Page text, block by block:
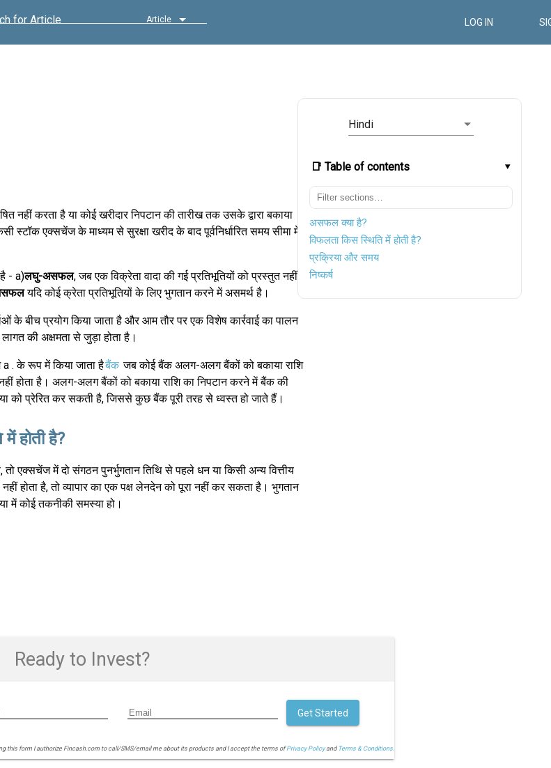
for Article Article LOG IN
Hindi
📑 Table of contents
असफल क्या है?
विफलता किस स्थिति में होती है?
प्रक्रिया और समय
निष्कर्ष
नहीं करता है या कोई खरीदार निपटान की तारीख तक उसके द्वारा बकाया
स्टॉक एक्सचेंज के माध्यम से सुरक्षा खरीद के बाद पूर्वनिर्धारित समय सीमा में
- a)लघु-असफल, जब एक विक्रेता वादा की गई प्रतिभूतियों को प्रस्तुत नहीं
यदि कोई क्रेता प्रतिभूतियों के लिए भुगतान करने में असमर्थ है।
के बीच प्रयोग किया जाता है और आम तौर पर एक विशेष कार्रवाई का पालन
की अक्षमता से जुड़ा होता है।
. के रूप में किया जाता हैबैंक जब कोई बैंक अलग-अलग बैंकों को बकाया राशि
होता है। अलग-अलग बैंकों को बकाया राशि का निपटान करने में बैंक की
को प्रेरित कर सकती है, जिससे कुछ बैंक पूरी तरह से ध्वस्त हो जाते हैं।
होती है?
एक्सचेंज में दो संगठन पुनर्भुगतान तिथि से पहले धन या किसी अन्य वित्तीय
होता है, तो व्यापार का एक पक्ष लेनदेन को पूरा नहीं कर सकता है। भुगतान
में कोई तकनीकी समस्या हो।
Ready to Invest?
this form I authorize Fincash.com to call/SMS/email me about its products and I accept the terms ofPrivacy Policyand Terms & Conditions.
Get Started